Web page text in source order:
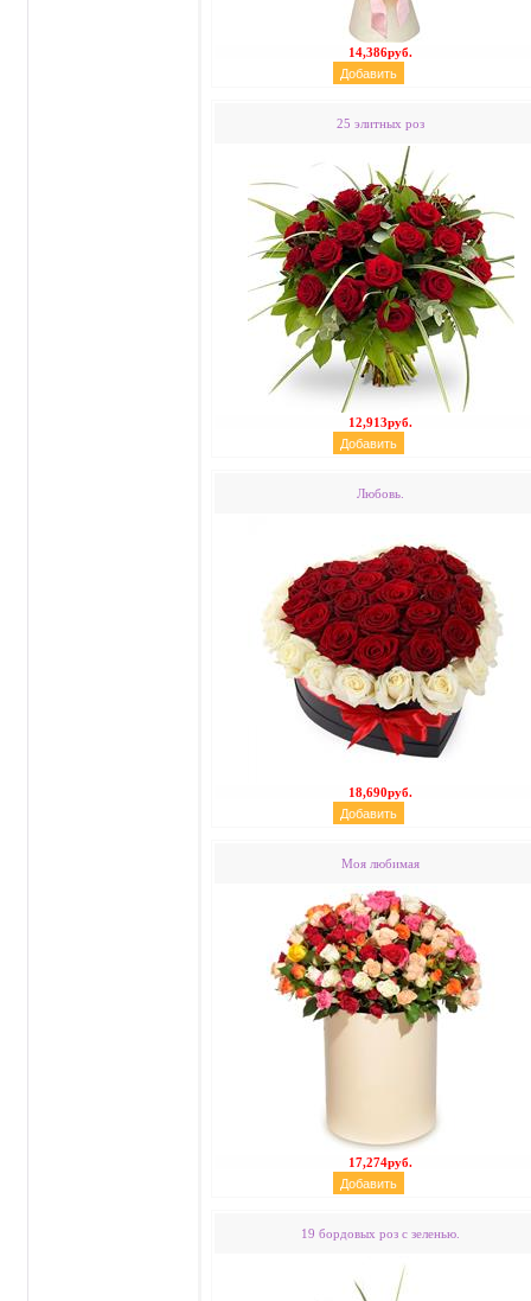
14,386руб.
25 элитных роз
12,913руб.
Любовь.
18,690руб.
Моя любимая
17,274руб.
19 бордовых роз с зеленью.